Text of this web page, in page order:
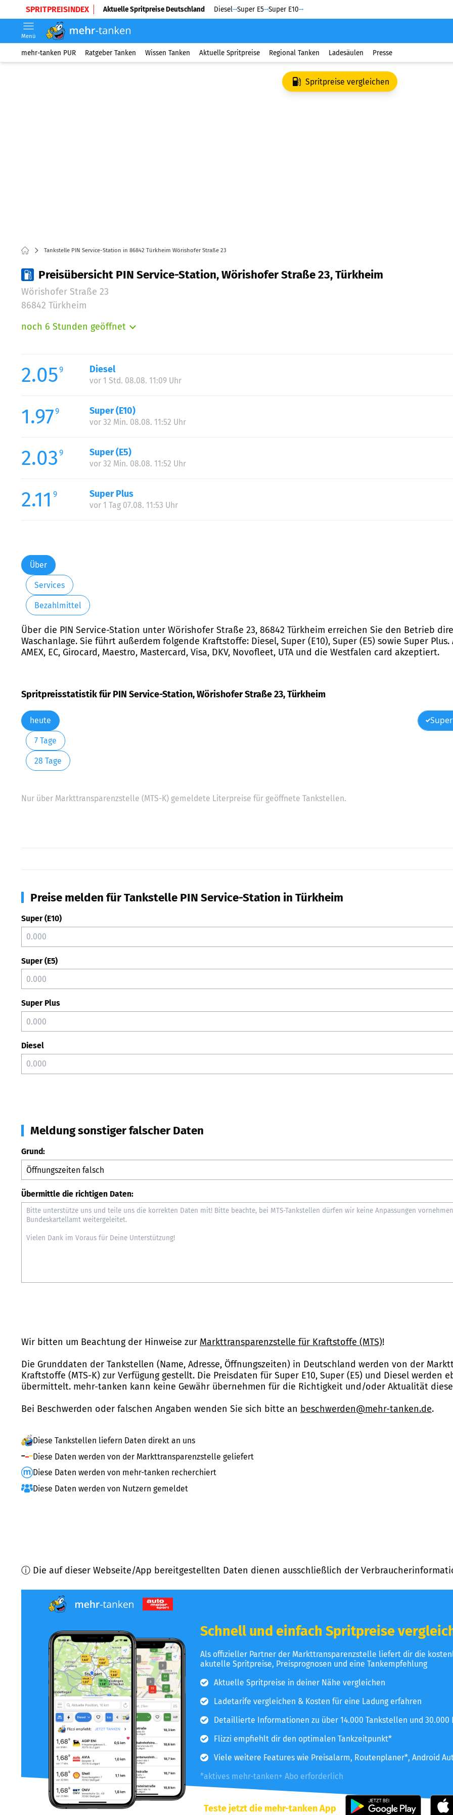
SPRITPREISINDEX Aktuelle Spritpreise Deutschland Diesel Super E5 Super E10
Menü
mehr-tanken PUR Ratgeber Tanken Wissen Tanken Aktuelle Spritpreise Regional Tanken Ladesäulen Presse
Spritpreise vergleichen
Tankstelle PIN Service-Station in 86842 Türkheim Wörishofer Straße 23
Preisübersicht PIN Service-Station, Wörishofer Straße 23, Türkheim
Wörishofer Straße 23
86842 Türkheim
noch 6 Stunden geöffnet
Mittwoch:
Donnerstag:
Samstag:
Sonntag:
2.059 Diesel
vor 1 Std. 08.08. 11:09 Uhr
1.979 Super (E10)
vor 32 Min. 08.08. 11:52 Uhr
2.03 9 Super (E5)
vor 32 Min. 08.08. 11:52 Uhr
2.11 9 Super Plus
vor 1 Tag 07.08. 11:53 Uhr
Über
Services
Bezahlmittel
Über die PIN Service-Station unter Wörishofer Straße 23, 86842 Türkheim erreichen Sie den Betrieb
Waschanlage. Sie führt außerdem folgende Kraftstoffe: Diesel, Super (E10), Super (E5) sowie Super
AMEX, EC, Girocard, Maestro, Mastercard, Visa, DKV, Novofleet, UTA und die Westfalen card akzeptiert.
Spritpreisstatistik für PIN Service-Station, Wörishofer Straße 23, Türkheim
heute
7 Tage
28 Tage
Nur über Markttransparenzstelle (MTS-K) gemeldete Literpreise für geöffnete Tankstellen.
Preise melden für Tankstelle PIN Service-Station in Türkheim
Super (E10)
Super (E5)
Super Plus
Diesel
Meldung sonstiger falscher Daten
Grund:
Übermittle die richtigen Daten:
Wir bitten um Beachtung der Hinweise zur Markttransparenzstelle für Kraftstoffe (MTS)!
Die Grunddaten der Tankstellen (Name, Adresse, Öffnungszeiten) in Deutschland werden von der
Kraftstoffe (MTS-K) zur Verfügung gestellt. Die Preisdaten für Super E10, Super (E5) und Diesel werden
übermittelt. mehr-tanken kann keine Gewähr übernehmen für die Richtigkeit und/oder Aktualität
Bei Beschwerden oder falschen Angaben wenden Sie sich bitte an beschwerden@mehr-tanken.de.
Diese Tankstellen liefern Daten direkt an uns
Diese Daten werden von der Markttransparenzstelle geliefert
Diese Daten werden von mehr-tanken recherchiert
Diese Daten werden von Nutzern gemeldet
ⓘ Die auf dieser Webseite/App bereitgestellten Daten dienen ausschließlich der
Schnell und einfach Spritpreise
Als offizieller Partner der Markttransparenzstelle liefert dir die
akutelle Spritpreise, Preisprognosen und eine Tankempfehlung
Aktuelle Spritpreise in deiner Nähe vergleichen
Ladetarife vergleichen & Kosten für eine Ladung erfahren
Detaillierte Informationen zu über 14.000 Tankstellen und 30.000
Flizzi empfiehlt dir den optimalen Tankzeitpunkt*
Viele weitere Features wie Preisalarm, Routenplaner*, Android
*aktives mehr-tanken+ Abo erforderlich
Teste jetzt die mehr-tanken App